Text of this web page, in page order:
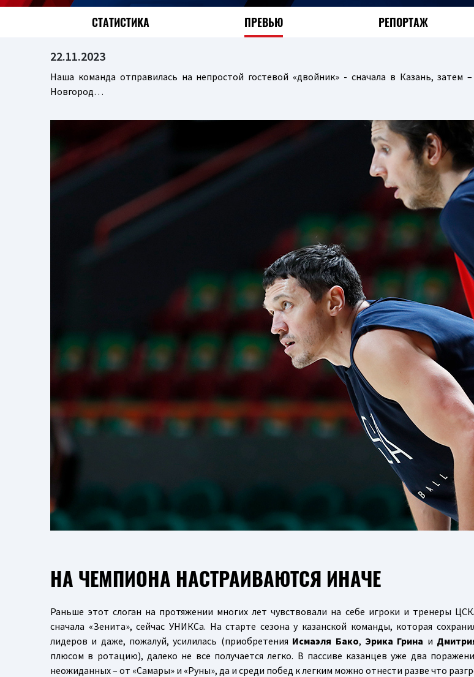
СТАТИСТИКА ПРЕВЬЮ РЕПОРТАЖ
22.11.2023
Наша команда отправилась на непростой гостевой «двойник» - сначала в Казань, затем
Новгород…
НА ЧЕМПИОНА НАСТРАИВАЮТСЯ ИНАЧЕ
Раньше этот слоган на протяжении многих лет чувствовали на себе игроки и тренеры
сначала «Зенита», сейчас УНИКСа. На старте сезона у казанской команды, которая
лидеров и даже, пожалуй, усилилась (приобретения Исмаэля Бако, Эрика Грина и
плюсом в ротацию), далеко не все получается легко. В пассиве казанцев уже два
неожиданных – от «Самары» и «Руны», да и среди побед к легким можно отнести разве что